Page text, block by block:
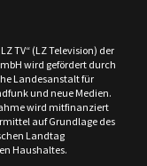
TV“ (LZ Television) der
wird gefördert durch
Landesanstalt für
und neue Medien.
wird mitfinanziert
auf Grundlage des
Landtag
Haushaltes.